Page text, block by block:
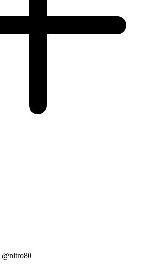
@nitro80